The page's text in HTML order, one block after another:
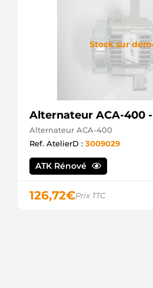
Stock sur
Alternateur ACA-400 -
Alternateur ACA-400
Ref. AtelierD : 3009029
ATK Rénové
126,72€Prix TTC